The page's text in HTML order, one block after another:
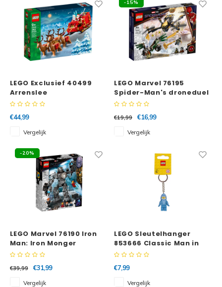
LEGO Exclusief 40499
Arrenslee
€44,99
Vergelijk
-15%
LEGO Marvel 76195
Spider-Man's droneduel
€19,99
€16,99
Vergelijk
-20%
LEGO Marvel 76190 Iron
Man: Iron Monger
Mayhem
€39,99
€31,99
Vergelijk
LEGO Sleutelhanger
853666 Classic Man in
haaienpak
€7,99
Vergelijk